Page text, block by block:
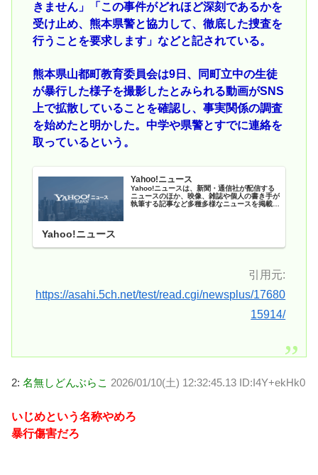
きません」「この事件がどれほど深刻であるかを
受け止め、熊本県警と協力して、徹底した捜査を
行うことを要求します」などと記されている。
熊本県山都町教育委員会は9日、同町立中の生徒
が暴行した様子を撮影したとみられる動画がSNS
上で拡散していることを確認し、事実関係の調査
を始めたと明かした。中学や県警とすでに連絡を
取っているという。
Yahoo!ニュース
Yahoo!ニュースは、新聞・通信社が配信する
ニュースのほか、映像、雑誌や個人の書き手が
執筆する記事など多種多様なニュースを掲載し
Yahoo!ニュース
引用元:
https://asahi.5ch.net/test/read.cgi/newsplus/17680
15914/
2: 名無しどんぶらこ 2026/01/10(土) 12:32:45.13 ID:I4Y+ekHk0
いじめという名称やめろ
暴行傷害だろ